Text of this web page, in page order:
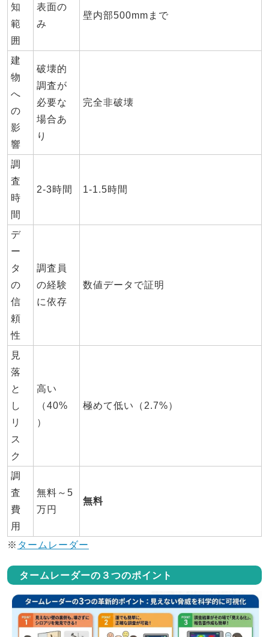
知
範
囲
表面の
み
壁内部500mmまで
建
物
へ
の
影
響
破壊的
調査が
必要な
場合あ
り
完全非破壊
調
査
時
間
2-3時間 1-1.5時間
デ
ー
タ
の
信
頼
性
調査員
の経験
に依存
数値データで証明
見
落
と
し
リ
ス
ク
高い
（40%
）
極めて低い（2.7%）
調
査
費
用
無料～5
万円
無料
※ タームレーダー
タームレーダーの３つのポイント